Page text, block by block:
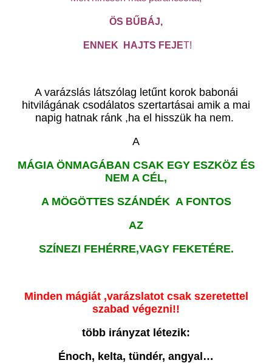
ÖS BŰBÁJ,
ENNEK HAJTS FEJET!
A varázslás látszólag letűnt korok babonái
hitvilágának csodálatos szertartásai amik a mai
napig hatnak ránk ,ha el hisszük ha nem.
A
MÁGIA ÖNMAGÁBAN CSAK EGY ESZKÖZ ÉS
NEM A CÉL,
A MÖGÖTTES SZÁNDÉK A FONTOS
AZ
SZÍNEZI FEHÉRRE,VAGY FEKETÉRE.
Minden mágiát ,varázslatot csak szeretettel
szabad végezni!!
több irányzat létezik:
Énoch, kelta, tündér, angyal…